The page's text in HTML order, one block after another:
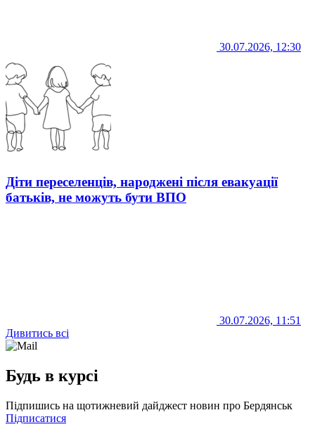
30.07.2026, 12:30
Діти переселенців, народжені після евакуації
батьків, не можуть бути ВПО
30.07.2026, 11:51
Дивитись всі
Будь в курсі
Підпишись на щотижневий дайджест новин про Бердянськ
Підписатися